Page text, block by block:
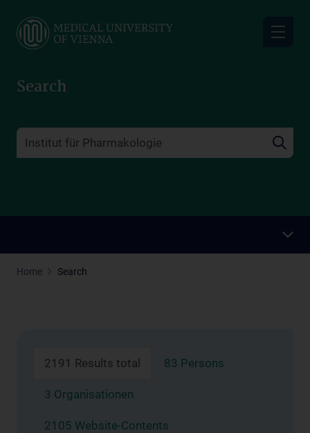
main
Search
Home Search
2191 Results total 83 Persons
3 Organisationen
2105 Website-Contents